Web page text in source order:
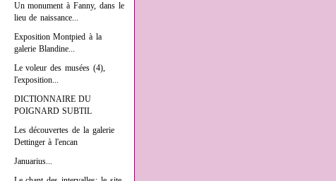
Un monument à Fanny, dans le
lieu de naissance...
Exposition Montpied à la
galerie Blandine...
Le voleur des musées (4),
l'exposition...
DICTIONNAIRE DU
POIGNARD SUBTIL
Les découvertes de la galerie
Dettinger à l'encan
Januarius...